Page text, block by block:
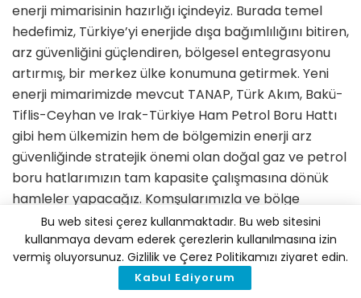
enerji mimarisinin hazırlığı içindeyiz. Burada temel
hedefimiz, Türkiye’yi enerjide dışa bağımlılığını bitiren,
arz güvenliğini güçlendiren, bölgesel entegrasyonu
artırmış, bir merkez ülke konumuna getirmek. Yeni
enerji mimarimizde mevcut TANAP, Türk Akım, Bakü-
Tiflis-Ceyhan ve Irak-Türkiye Ham Petrol Boru Hattı
gibi hem ülkemizin hem de bölgemizin enerji arz
güvenliğinde stratejik önemi olan doğal gaz ve petrol
boru hatlarımızın tam kapasite çalışmasına dönük
hamleler yapacağız. Komşularımızla ve bölge
ülkeleriyle petrolde, doğal gazda ve elektrikte
‘kazan-kazan’ anlayışı içinde ilave altyapı projeleri
geliştirerek enerji bağlarımızı güçlendireceğiz. Bu
kapsamda Irak-Türkiye Petrol Boru Hattı’nın
Bu web sitesi çerez kullanmaktadır. Bu web sitesini
kullanmaya devam ederek çerezlerin kullanılmasına izin
vermiş oluyorsunuz. Gizlilik ve Çerez Politikamızı ziyaret edin.
Kabul Ediyorum